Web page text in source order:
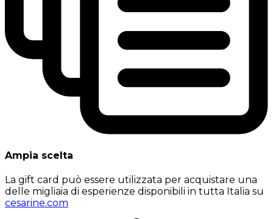
Ampia scelta
La gift card può essere utilizzata per acquistare una
delle migliaia di esperienze disponibili in tutta Italia su
cesarine.com